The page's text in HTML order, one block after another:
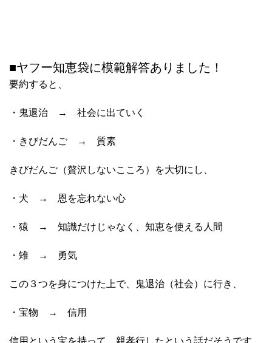
■ヤフー知恵袋に模範解答ありました！
要約すると、
・鬼退治 → 社会に出ていく
・きびだんご → 質素
きびだんご（贅沢しないこころ）を大切にし、
・犬 → 恩を忘れない心
・猿 → 知識だけじゃなく、知恵を使える人間
・雉 → 勇気
この３つを身につけた上で、鬼退治（社会）に行き、
・宝物 → 信用
信用という宝を持って、親孝行したという話だそうです。